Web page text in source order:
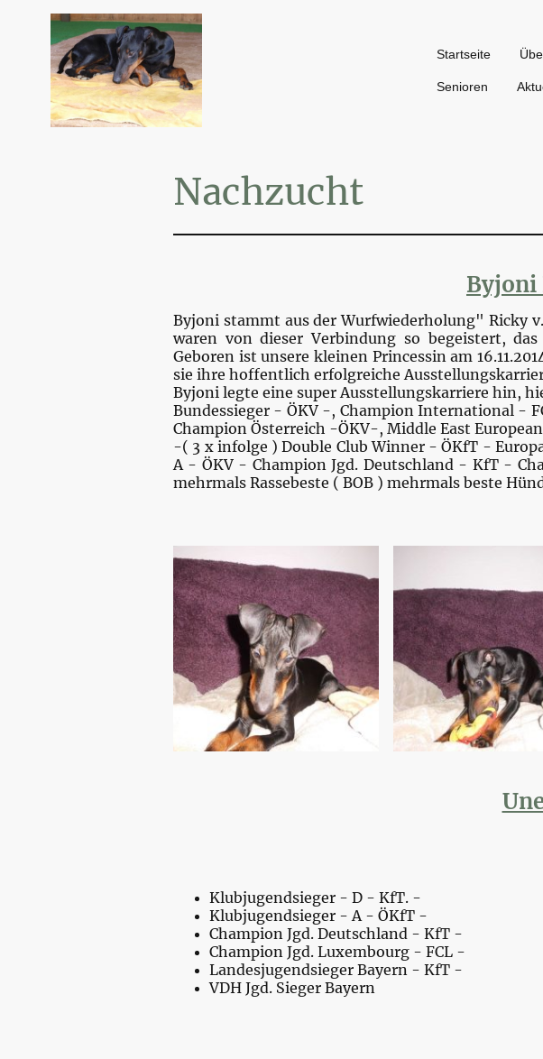
Startseite
Senioren
Nachzucht
Byjoni
Byjoni stammt aus der Wurfwiederholung" Ricky
waren von dieser Verbindung so begeistert,
Geboren ist unsere kleinen Princessin am
sie ihre hoffentlich erfolgreiche
Byjoni legte eine super Ausstellungskarriere hin,
Bundessieger - ÖKV -, Champion International -
Champion Österreich -ÖKV-, Middle East
-( 3 x infolge ) Double Club Winner - ÖKfT -
A - ÖKV - Champion Jgd. Deutschland - KfT -
mehrmals Rassebeste ( BOB ) mehrmals beste
Klubjugendsieger - D - KfT. -
Klubjugendsieger - A - ÖKfT -
Champion Jgd. Deutschland - KfT -
Champion Jgd. Luxembourg - FCL -
Landesjugendsieger Bayern - KfT -
VDH Jgd. Sieger Bayern